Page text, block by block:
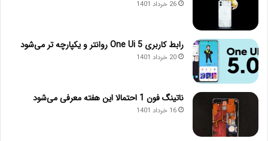
26 خرداد 1401
رابط کاربری One Ui 5 روانتر و یکپارچه تر می‌شود
20 خرداد 1401
ناتینگ فون 1 احتمالا این هفته معرفی می‌شود
16 خرداد 1401